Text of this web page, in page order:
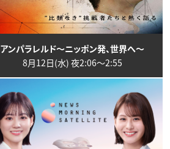
アンパラレルド～ニッポン発、世界へ～
8月12日(水) 夜2:06〜2:55